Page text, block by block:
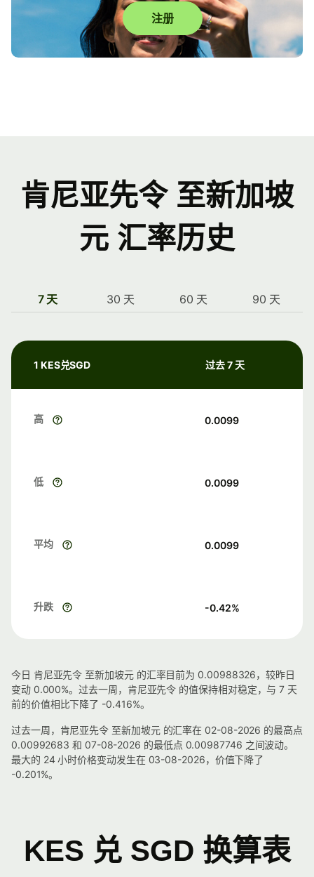
注册
肯尼亚先令 至新加坡
元 汇率历史
7 天 30 天 60 天 90 天
1 KES兑SGD 过去 7 天
高 0.0099
低 0.0099
平均 0.0099
升跌 -0.42%
今日 肯尼亚先令 至新加坡元 的汇率目前为 0.00988326，较昨日
变动 0.000%。过去一周，肯尼亚先令 的值保持相对稳定，与 7 天
前的价值相比下降了 -0.416%。
过去一周，肯尼亚先令 至新加坡元 的汇率在 02-08-2026 的最高点
0.00992683 和 07-08-2026 的最低点 0.00987746 之间波动。
最大的 24 小时价格变动发生在 03-08-2026，价值下降了
-0.201%。
KES 兑 SGD 换算表